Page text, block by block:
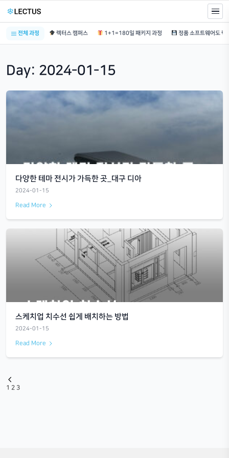
전체 과정 렉터스 캠퍼스 1+1=180일 패키지 과정
Day:2024-01-15
다양한 테마 전시가 가득한 곳_대구 디아
2024-01-15
Read More